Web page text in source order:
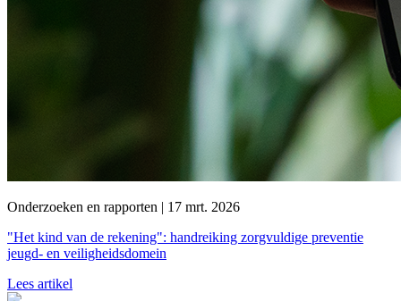
Onderzoeken en rapporten | 17 mrt. 2026
"Het kind van de rekening": handreiking zorgvuldige preventie
jeugd- en veiligheidsdomein
Lees artikel